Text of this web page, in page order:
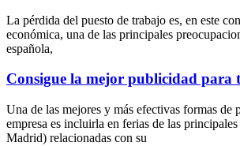
La pérdida del puesto de trabajo es, en este
económica, una de las principales
española,
Consigue la mejor publicidad para
Una de las mejores y más efectivas formas de
empresa es incluirla en ferias de las
Madrid) relacionadas con su